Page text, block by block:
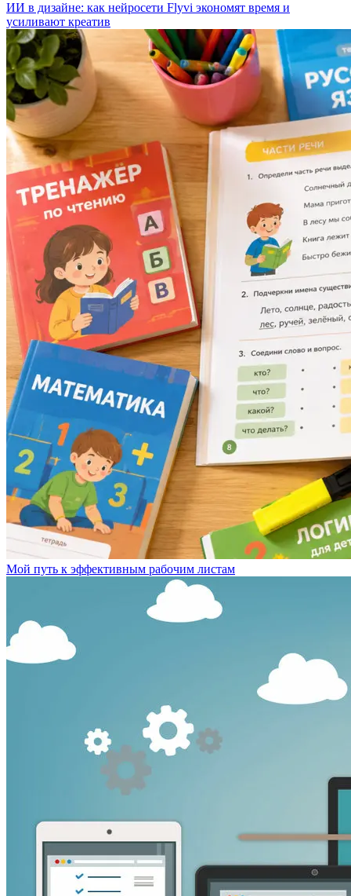
ИИ в дизайне: как нейросети Flyvi экономят время и
усиливают креатив
Мой путь к эффективным рабочим листам